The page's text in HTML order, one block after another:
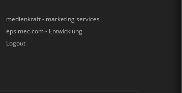
medienkraft - marketing services
epsimec.com - Entwicklung
Logout